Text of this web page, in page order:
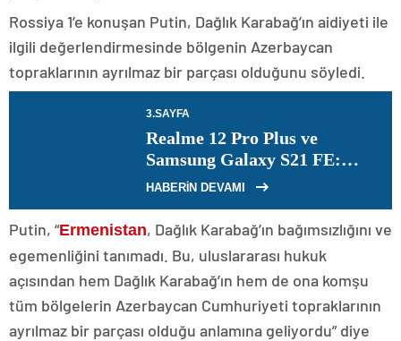
Rossiya 1’e konuşan Putin, Dağlık Karabağ’ın aidiyeti ile
ilgili değerlendirmesinde bölgenin Azerbaycan
topraklarının ayrılmaz bir parçası olduğunu söyledi.
3.SAYFA
Realme 12 Pro Plus ve
Samsung Galaxy S21 FE:
Hangisi daha iyi bir seçim?
HABERİN DEVAMI
Putin, “Ermenistan, Dağlık Karabağ’ın bağımsızlığını ve
egemenliğini tanımadı. Bu, uluslararası hukuk
açısından hem Dağlık Karabağ’ın hem de ona komşu
tüm bölgelerin Azerbaycan Cumhuriyeti topraklarının
ayrılmaz bir parçası olduğu anlamına geliyordu” diye